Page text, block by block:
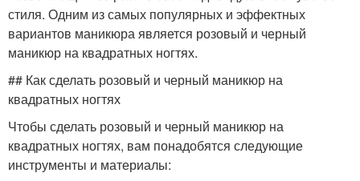
стиля. Одним из самых популярных и эффектных
вариантов маникюра является розовый и черный
маникюр на квадратных ногтях.
## Как сделать розовый и черный маникюр на
квадратных ногтях
Чтобы сделать розовый и черный маникюр на
квадратных ногтях, вам понадобятся следующие
инструменты и материалы: